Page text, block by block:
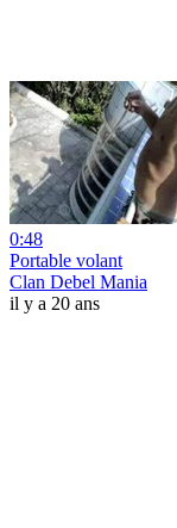
0:48
Portable volant
Clan Debel Mania
il y a 20 ans